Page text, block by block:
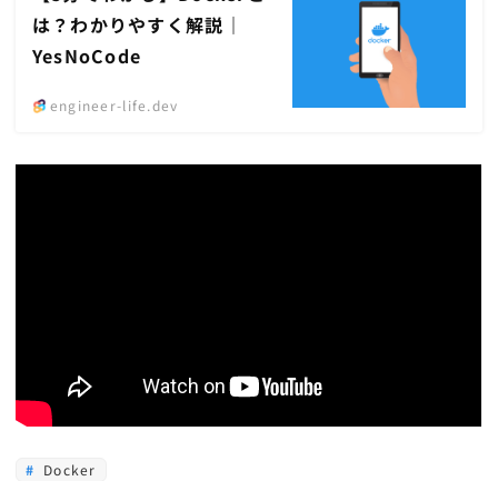
は？わかりやすく解説｜
YesNoCode
engineer-life.dev
Docker